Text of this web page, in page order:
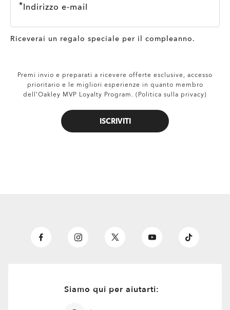
Indirizzo e-mail
Riceverai un regalo speciale per il compleanno.
Premi invio e preparati a ricevere offerte esclusive, accesso
prioritario e le migliori esperienze in quanto membro
dell’Oakley MVP Loyalty Program. (Politica sulla privacy)
ISCRIVITI
Siamo qui per aiutarti: